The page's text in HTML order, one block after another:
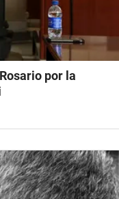
por la